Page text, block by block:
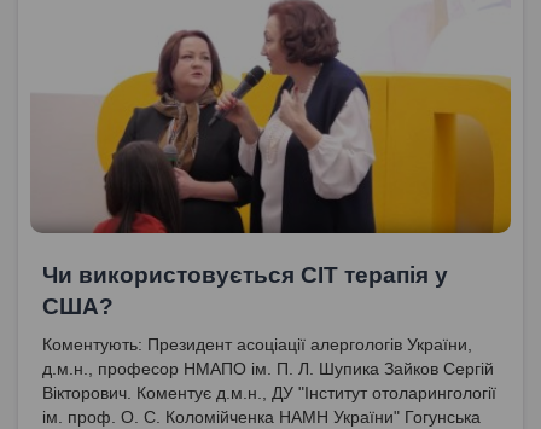
Чи використовується СІТ терапія у
США?
Коментують: Президент асоціації алергологів України,
д.м.н., професор НМАПО ім. П. Л. Шупика Зайков Сергій
Вікторович. Коментує д.м.н., ДУ "Інститут отоларингології
ім. проф. О. С. Коломійченка НАМН України" Гогунська